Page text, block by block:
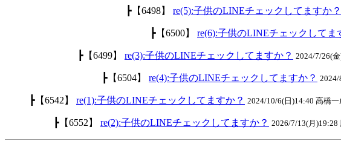
┣【6498】 re(5):子供のLINEチェックしてますか？
┣【6500】 re(6):子供のLINEチェックしてま
┣【6499】 re(3):子供のLINEチェックしてますか？ 2024/7/26(
┣【6504】 re(4):子供のLINEチェックしてますか？ 2024/
┣【6542】 re(1):子供のLINEチェックしてますか？ 2024/10/6(日)14:40 高橋一
┣【6552】 re(2):子供のLINEチェックしてますか？ 2026/7/13(月)19:28